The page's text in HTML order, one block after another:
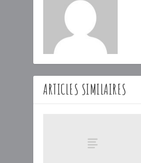
ARTICLES SIMILAIRES